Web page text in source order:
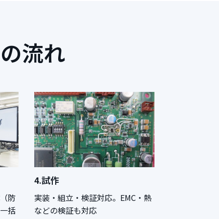
流れ
防
括
4.試作
実装・組立・検証対応。EMC・熱
などの検証も対応